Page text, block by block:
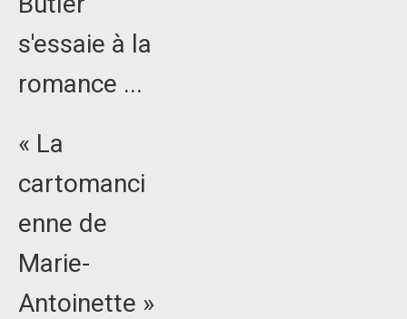
s'essaie à la
romance ...
« La
cartomanci
enne de
Marie-
Antoinette »